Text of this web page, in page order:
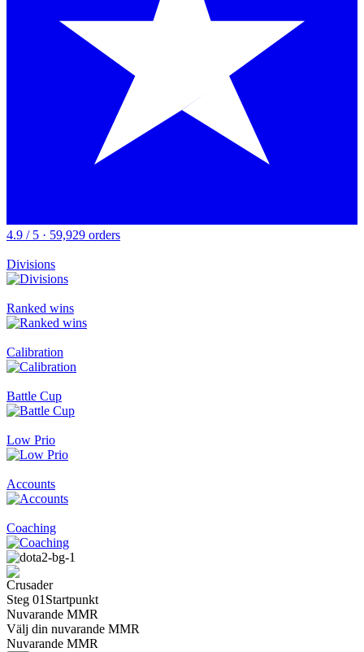
4.9 / 5 · 59,929 orders
Divisions
Ranked wins
Calibration
Battle Cup
Low Prio
Accounts
Coaching
Steg 01 Startpunkt
Nuvarande MMR
Välj din nuvarande MMR
Nuvarande MMR